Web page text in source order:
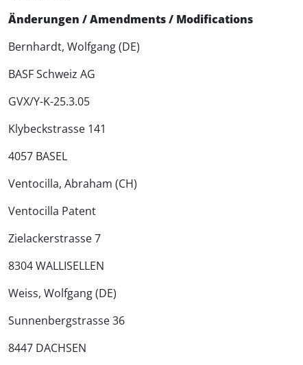
Änderungen / Amendments / Modifications
Bernhardt, Wolfgang (DE)
BASF Schweiz AG
GVX/Y-K-25.3.05
Klybeckstrasse 141
4057 BASEL
Ventocilla, Abraham (CH)
Ventocilla Patent
Zielackerstrasse 7
8304 WALLISELLEN
Weiss, Wolfgang (DE)
Sunnenbergstrasse 36
8447 DACHSEN